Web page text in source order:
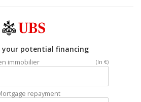
your potential financing
immobilier (In €)
repayment